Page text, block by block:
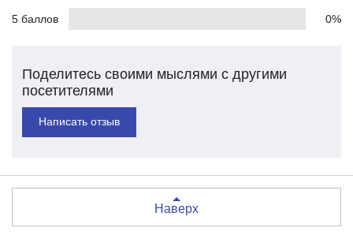
5 баллов 0%
Поделитесь своими мыслями с другими
посетителями
Написать отзыв
Наверх